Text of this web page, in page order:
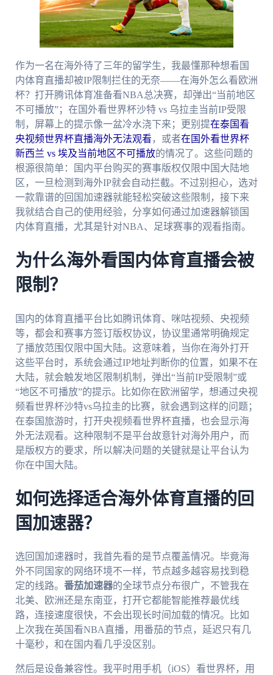
作为一名在海外待了三年的留学生，我最懂那种想看国
内体育直播却被IP限制拦住的无奈——在海外怎么看欧洲
杯？打开腾讯体育准备看NBA总决赛，却弹出“当前地区
不可播放”；在国外看世界杯沙特 vs 乌拉圭当前IP受限
制，屏幕上的提示像一盆冷水浇下来；更别提在泰国看
央视频世界杯直播海外无法观看 ，或者在国外看世界杯
新西兰 vs 埃及当前地区不可播放的情况了。这些问题的
根源很简单：国内平台购买的赛事版权仅限中国大陆地
区，一旦检测到海外IP就会自动拦截。不过别担心，选对
一款靠谱的回国加速器就能轻松突破这些限制，接下来
我就结合自己的使用经验，分享如何通过加速器解锁国
内体育直播，尤其是针对NBA、足球赛事的观看指南。
为什么海外看国内体育直播会被
限制？
国内的体育直播平台比如腾讯体育、咪咕视频、央视频
等，都会和赛事方签订版权协议，协议里通常明确规定
了播放范围仅限中国大陆。这意味着，当你在海外打开
这些平台时，系统会通过IP地址判断你的位置，如果不在
大陆，就会触发地区限制机制，弹出“当前IP受限制”或
“地区不可播放”的提示。比如你在欧洲留学，想通过央视
频看世界杯沙特vs乌拉圭的比赛，就会遇到这样的问题；
在泰国旅游时，打开央视频看世界杯直播，也会显示海
外无法观看。这种限制不是平台故意针对海外用户，而
是版权方的要求，所以解决问题的关键就是让平台认为
你在中国大陆。
如何选择适合海外体育直播的回
国加速器？
选回国加速器时，我首先看的是节点覆盖情况。毕竟海
外不同国家的网络环境不一样，节点越多越容易找到稳
定的线路。 番茄加速器的全球节点分布很广，不管我在
北美、欧洲还是东南亚，打开它都能智能推荐最优线
路，连接速度很快，不会出现长时间加载的情况。比如
上次我在英国看NBA直播，用番茄的节点，延迟只有几
十毫秒，和在国内看几乎没区别。
然后是设备兼容性。我平时用手机（iOS）看世界杯，用